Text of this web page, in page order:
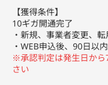
です。
【獲得条件】
10ギガ開通完了
・新規、事業者変更、
・WEB申込後、90日以
※承認判定は発生日から
さい